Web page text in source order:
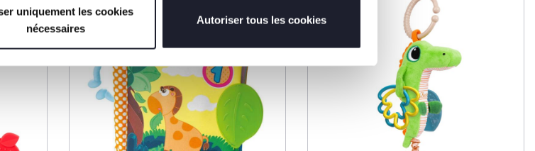
uniquement les cookies
nécessaires
Autoriser tous les cookies